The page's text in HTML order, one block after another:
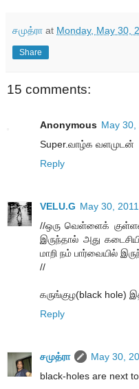
சமுத்ரா at Monday, May 30,
Share
15 comments:
Anonymous May 30,
Super.வாழ்க வளமுடன்
Reply
VELU.G May 30,
//ஒரு வெள்ளைக்
இருந்தால் அது
மாறி நம் பார்வையில்
//
கருங்குழ(black hole)
Reply
சமுத்ரா
May 30,
black-holes are next